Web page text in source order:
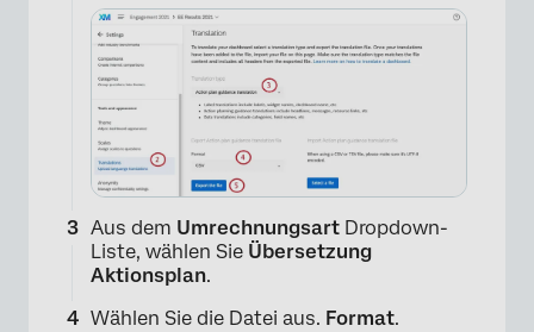
Aus dem Umrechnungsart Dropdown-
Liste, wählen Sie Übersetzung
Aktionsplan.
Wählen Sie die Datei aus. Format.